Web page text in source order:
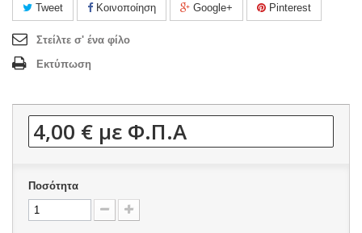
Tweet Κοινοποίηση Google+ Pinterest
Στείλτε σ' ένα φίλο
Εκτύπωση
4,00 € με Φ.Π.Α
Ποσότητα